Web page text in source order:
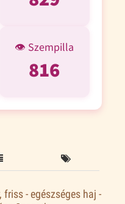
👁️ Szempilla
1 246
friss - egészséges haj -